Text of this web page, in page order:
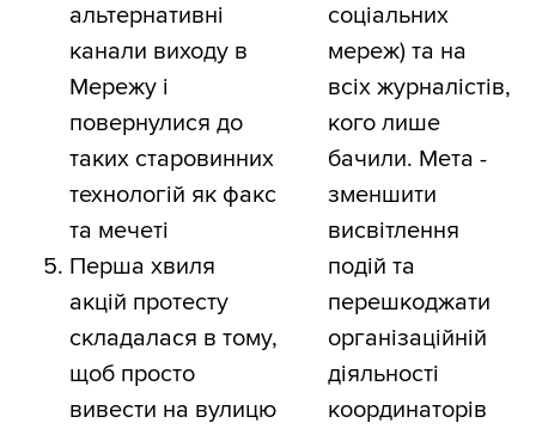
альтернативні
канали виходу в
Мережу і
повернулися до
таких старовинних
технологій як факс
та мечеті
Перша хвиля
акцій протесту
складалася в тому,
щоб просто
вивести на вулицю
соціальних
мереж) та на
всіх журналістів,
кого лише
бачили. Мета -
зменшити
висвітлення
подій та
перешкоджати
організаційній
діяльності
координаторів